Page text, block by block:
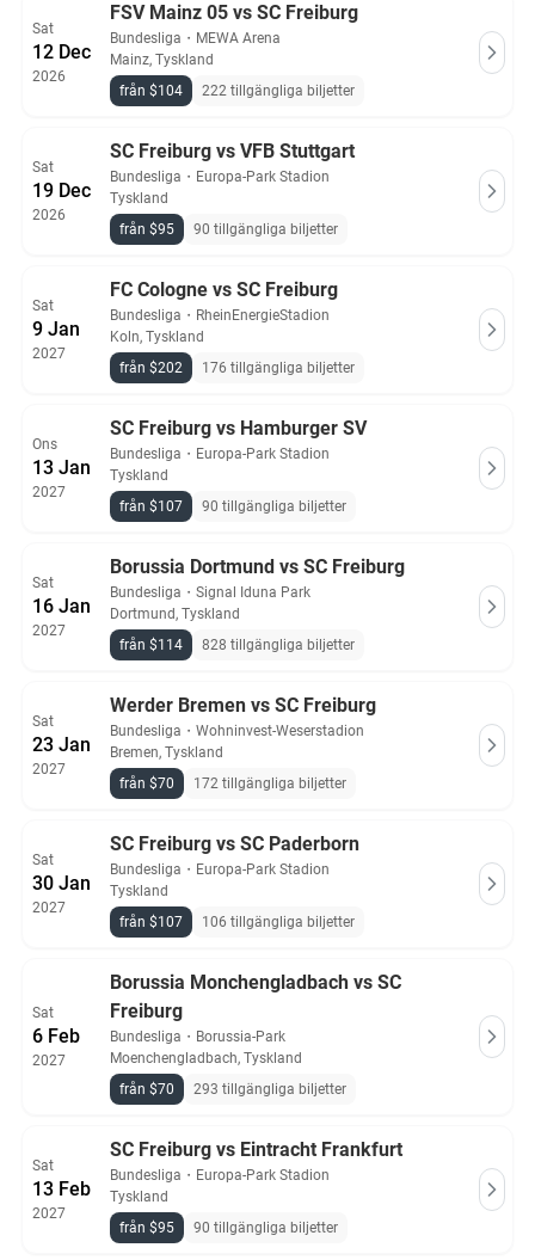
Sat
12 Dec
2026
FSV Mainz 05 vs SC Freiburg
Bundesliga ・ MEWA Arena
Mainz, Tyskland
från $104
222 tillgängliga biljetter
Sat
19 Dec
2026
SC Freiburg vs VFB Stuttgart
Bundesliga ・ Europa-Park Stadion
Tyskland
från $95
90 tillgängliga biljetter
Sat
9 Jan
2027
FC Cologne vs SC Freiburg
Bundesliga ・ RheinEnergieStadion
Koln, Tyskland
från $202
176 tillgängliga biljetter
Ons
13 Jan
2027
SC Freiburg vs Hamburger SV
Bundesliga ・ Europa-Park Stadion
Tyskland
från $107
90 tillgängliga biljetter
Sat
16 Jan
2027
Borussia Dortmund vs SC Freiburg
Bundesliga ・ Signal Iduna Park
Dortmund, Tyskland
från $114
828 tillgängliga biljetter
Sat
23 Jan
2027
Werder Bremen vs SC Freiburg
Bundesliga ・ Wohninvest-Weserstadion
Bremen, Tyskland
från $70
172 tillgängliga biljetter
Sat
30 Jan
2027
SC Freiburg vs SC Paderborn
Bundesliga ・ Europa-Park Stadion
Tyskland
från $107
106 tillgängliga biljetter
Sat
6 Feb
2027
Borussia Monchengladbach vs SC
Freiburg
Bundesliga ・ Borussia-Park
Moenchengladbach, Tyskland
från $70
293 tillgängliga biljetter
Sat
13 Feb
2027
SC Freiburg vs Eintracht Frankfurt
Bundesliga ・ Europa-Park Stadion
Tyskland
från $95
90 tillgängliga biljetter